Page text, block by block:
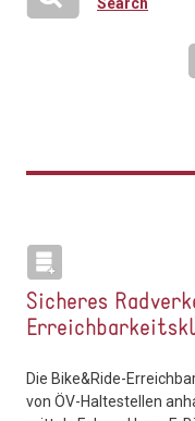
Sicheres
Die Bike&Ride-
von ÖV-Haltestellen